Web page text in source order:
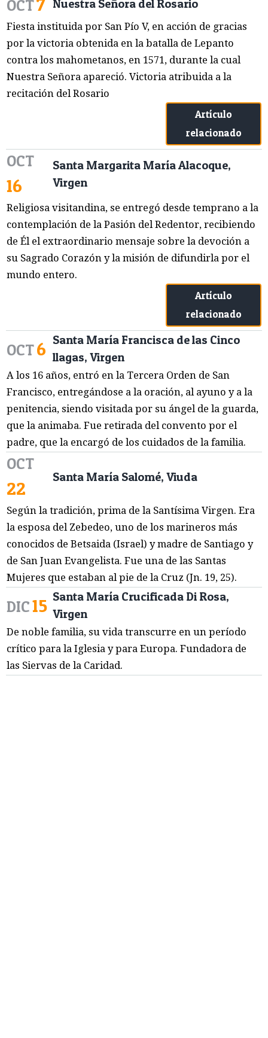
OCT Nuestra Señora del Rosario
Fiesta instituida por San Pío V, en acción de gracias
por la victoria obtenida en la batalla de Lepanto
contra los mahometanos, en 1571, durante la cual
Nuestra Señora apareció. Victoria atribuida a la
recitación del Rosario
Artículo
relacionado
OCT
16
Santa Margarita María Alacoque,
Virgen
Religiosa visitandina, se entregó desde temprano a la
contemplación de la Pasión del Redentor, recibiendo
de Él el extraordinario mensaje sobre la devoción a
su Sagrado Corazón y la misión de difundirla por el
mundo entero.
Artículo
relacionado
OCT6 Santa María Francisca de las Cinco
llagas, Virgen
A los 16 años, entró en la Tercera Orden de San
Francisco, entregándose a la oración, al ayuno y a la
penitencia, siendo visitada por su ángel de la guarda,
que la animaba. Fue retirada del convento por el
padre, que la encargó de los cuidados de la familia.
OCT
22
Santa María Salomé, Viuda
Según la tradición, prima de la Santísima Virgen. Era
la esposa del Zebedeo, uno de los marineros más
conocidos de Betsaida (Israel) y madre de Santiago y
de San Juan Evangelista. Fue una de las Santas
Mujeres que estaban al pie de la Cruz (Jn. 19, 25).
DIC15 Santa María Crucificada Di Rosa,
Virgen
De noble familia, su vida transcurre en un período
crítico para la Iglesia y para Europa. Fundadora de
las Siervas de la Caridad.